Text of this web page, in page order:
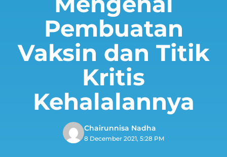
Pembuatan
Vaksin dan Titik
Kritis
Kehalalannya
Chairunnisa Nadha
8 December 2021, 5:28 PM